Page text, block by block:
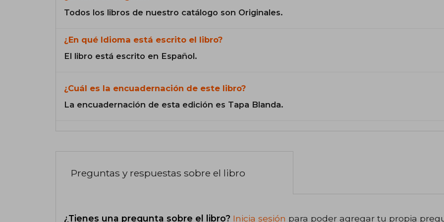
Todos los libros de nuestro catálogo son Originales.
¿En qué Idioma está escrito el libro?
El libro está escrito en Español.
¿Cuál es la encuadernación de este libro?
La encuadernación de esta edición es Tapa Blanda.
Preguntas y respuestas sobre el libro
¿Tienes una pregunta sobre el libro? Inicia sesión para poder agregar tu propia